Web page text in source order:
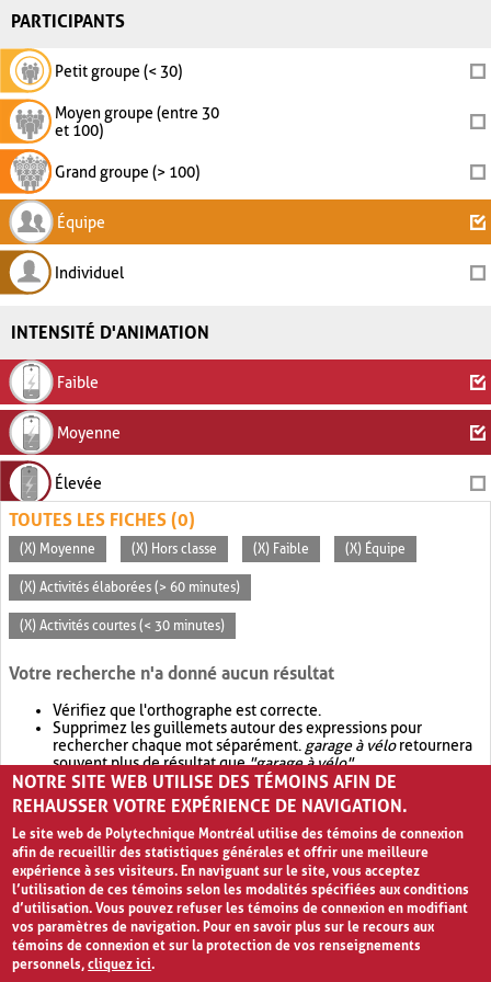
PARTICIPANTS
Petit groupe (< 30)
Moyen groupe (entre 30
et 100)
Grand groupe (> 100)
Équipe
Individuel
INTENSITÉ D'ANIMATION
Faible
Moyenne
Élevée
TOUTES LES FICHES (0)
(X) Moyenne (X) Hors classe (X) Faible (X) Équipe
(X) Activités élaborées (> 60 minutes)
(X) Activités courtes (< 30 minutes)
Votre recherche n'a donné aucun résultat
Vérifiez que l'orthographe est correcte.
Supprimez les guillemets autour des expressions pour
rechercher chaque mot séparément. garage à véloretournera
souvent plus de résultat que"garage à vélo".
Envisagez d'élargir votre recherche avec OR.garage OR vélo
retournera souvent plus de résultat quegarage à vélo
NOTRE SITE WEB UTILISE DES TÉMOINS AFIN DE
REHAUSSER VOTRE EXPÉRIENCE DE NAVIGATION.
Le site web de Polytechnique Montréal utilise des témoins de connexion
afin de recueillir des statistiques générales et offrir une meilleure
expérience à ses visiteurs. En naviguant sur le site, vous acceptez
l’utilisation de ces témoins selon les modalités spécifiées aux conditions
d’utilisation. Vous pouvez refuser les témoins de connexion en modifiant
vos paramètres de navigation. Pour en savoir plus sur le recours aux
témoins de connexion et sur la protection de vos renseignements
personnels,cliquez ici.